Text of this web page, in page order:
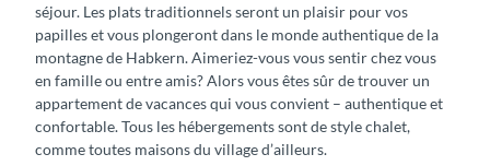
séjour. Les plats traditionnels seront un plaisir pour vos
papilles et vous plongeront dans le monde authentique de la
montagne de Habkern. Aimeriez-vous vous sentir chez vous
en famille ou entre amis? Alors vous êtes sûr de trouver un
appartement de vacances qui vous convient – authentique et
confortable. Tous les hébergements sont de style chalet,
comme toutes maisons du village d’ailleurs.